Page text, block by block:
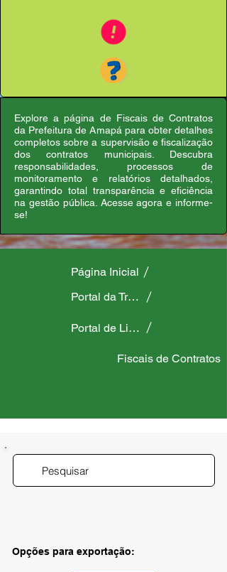
Explore a página de Fiscais de Contratos
da Prefeitura de Amapá para obter detalhes
completos sobre a supervisão e fiscalização
dos contratos municipais. Descubra
responsabilidades, processos de
monitoramento e relatórios detalhados,
garantindo total transparência e eficiência
na gestão pública. Acesse agora e informe-
se!
Página Inicial
Portal da Transparência
Portal de Licitações
Fiscais de Contratos
Opções para exportação: